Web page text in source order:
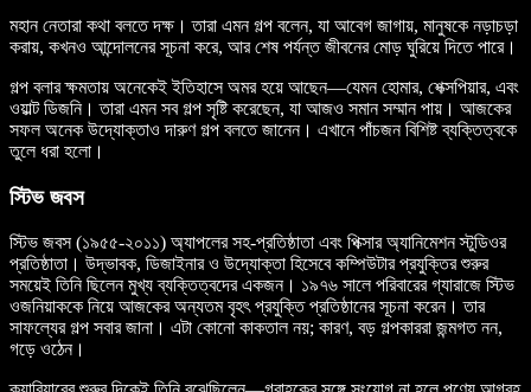
মহান নেতারা কথা বলতে দক্ষ। তারা এমন গল্প বলেন, যা আবেগ জাগায়, মানুষকে নড়াচড়া
করায়, কখনও আন্দোলনের সূচনা করে, আর শেষ পর্যন্ত জীবনের মোড় ঘুরিয়ে দিতে পারে।
গল্প বলার ক্ষমতায় অনেকেই ইতিহাসে অমর হয়ে আছেন—যেমন হোমার, শেক্সপিয়ার, এবং
ওয়াল্ট ডিজনি। তারা এমন সব গল্প সৃষ্টি করেছেন, যা আজও সমান সম্মান পায়। আজকের
সফল অনেক উদ্যোক্তাও দারুণ গল্প বলতে জানেন। এখানে পাঁচজন বিশিষ্ট ব্যক্তিত্বকে
তুলে ধরা হলো।
স্টিভ জবস
স্টিভ জবস (১৯৫৫-২০১১) অ্যাপলের সহ-প্রতিষ্ঠাতা এবং পিক্সার অ্যানিমেশন স্টুডিওর
প্রতিষ্ঠাতা। উদ্ভাবক, ডিজাইনার ও উদ্যোক্তা হিসেবে কম্পিউটার প্রযুক্তির শুরুর
সময়েই তিনি ছিলেন মুখ্য ব্যক্তিত্বদের একজন। ১৯৭৬ সালে পরিবারের গ্যারাজে স্টিভ
ওজনিয়াককে নিয়ে আজকের অন্যতম বৃহৎ প্রযুক্তি প্রতিষ্ঠানের সূচনা করেন। তার
সাফল্যের গল্প সবার জানা। এটা কোনো কাকতাল নয়; কারণ, বড় গল্পকাররা জন্মগত নন,
গড়ে ওঠেন।